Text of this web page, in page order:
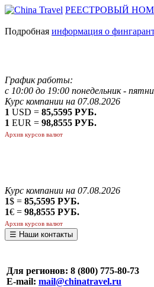
РЕЕСТРОВЫЙ
Подробная информация о
График работы:
с 10:00 до 19:00 понедельник -
Курс компании на 07.08.2026
1 USD = 85,5595 РУБ.
1 EUR = 98,8555 РУБ.
Архив курсов валют
Курс компании на 07.08.2026
1$ = 85,5595 РУБ.
1€ = 98,8555 РУБ.
Архив курсов валют
☰ Наши контакты
Для регионов: 8 (800) 775-80-73
E-mail: mail@chinatravel.ru